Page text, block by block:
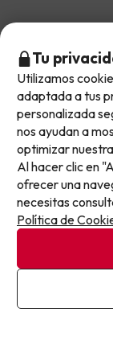
Si tienes dudas
apartado de
No llegas
Este chollo ya
nuevas
menos.
Apúntate y
Pon tu mejor e-
Al suscribirte,
Otras
son
España) y
de
Tu
Utilizamos
adaptada a tus
personalizada
nos ayudan a
optimizar
Al hacer clic en
ofrecer una
necesitas
Política de